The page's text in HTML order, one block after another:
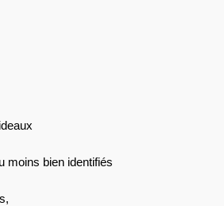
moins bien identifiés